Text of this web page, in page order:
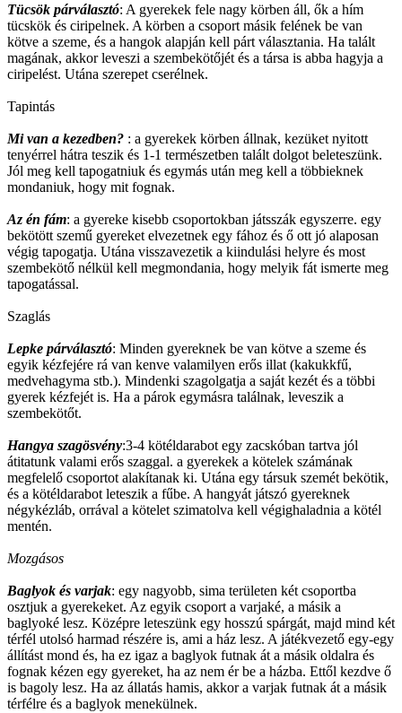
Tücsök párválasztó: A gyerekek fele nagy körben áll, ők a hím
tücskök és ciripelnek. A körben a csoport másik felének be van
kötve a szeme, és a hangok alapján kell párt választania. Ha talált
magának, akkor leveszi a szembekötőjét és a társa is abba hagyja a
ciripelést. Utána szerepet cserélnek.
Tapintás
Mi van a kezedben? : a gyerekek körben állnak, kezüket nyitott
tenyérrel hátra teszik és 1-1 természetben talált dolgot beleteszünk.
Jól meg kell tapogatniuk és egymás után meg kell a többieknek
mondaniuk, hogy mit fognak.
Az én fám: a gyereke kisebb csoportokban játsszák egyszerre. egy
bekötött szemű gyereket elvezetnek egy fához és ő ott jó alaposan
végig tapogatja. Utána visszavezetik a kiindulási helyre és most
szembekötő nélkül kell megmondania, hogy melyik fát ismerte meg
tapogatással.
Szaglás
Lepke párválasztó: Minden gyereknek be van kötve a szeme és
egyik kézfejére rá van kenve valamilyen erős illat (kakukkfű,
medvehagyma stb.). Mindenki szagolgatja a saját kezét és a többi
gyerek kézfejét is. Ha a párok egymásra találnak, leveszik a
szembekötőt.
Hangya szagösvény:3-4 kötéldarabot egy zacskóban tartva jól
átitatunk valami erős szaggal. a gyerekek a kötelek számának
megfelelő csoportot alakítanak ki. Utána egy társuk szemét bekötik,
és a kötéldarabot leteszik a fűbe. A hangyát játszó gyereknek
négykézláb, orrával a kötelet szimatolva kell végighaladnia a kötél
mentén.
Mozgásos
Baglyok és varjak: egy nagyobb, sima területen két csoportba
osztjuk a gyerekeket. Az egyik csoport a varjaké, a másik a
baglyoké lesz. Középre leteszünk egy hosszú spárgát, majd mind két
térfél utolsó harmad részére is, ami a ház lesz. A játékvezető egy-egy
állítást mond és, ha ez igaz a baglyok futnak át a másik oldalra és
fognak kézen egy gyereket, ha az nem ér be a házba. Ettől kezdve ő
is bagoly lesz. Ha az állatás hamis, akkor a varjak futnak át a másik
térfélre és a baglyok menekülnek.